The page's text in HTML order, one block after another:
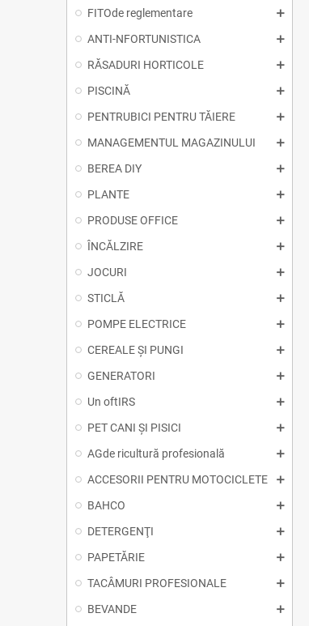
FITOde reglementare
ANTI-NFORTUNISTICA
RĂSADURI HORTICOLE
PISCINĂ
PENTRUBICI PENTRU TĂIERE
MANAGEMENTUL MAGAZINULUI
BEREA DIY
PLANTE
PRODUSE OFFICE
ÎNCĂLZIRE
JOCURI
STICLĂ
POMPE ELECTRICE
CEREALE ȘI PUNGI
GENERATORI
Un oftIRS
PET CANI ȘI PISICI
AGde ricultură profesională
ACCESORII PENTRU MOTOCICLETE
BAHCO
DETERGENŢI
PAPETĂRIE
TACÂMURI PROFESIONALE
BEVANDE